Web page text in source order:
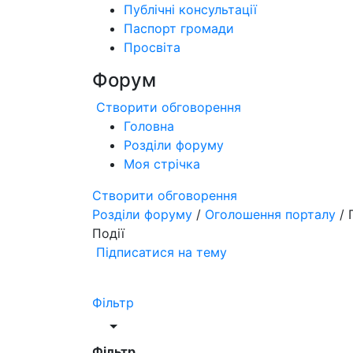
Публічні консультації
Паспорт громади
Просвіта
Форум
Створити обговорення
Головна
Розділи форуму
Моя стрічка
Створити обговорення
Розділи форуму / Оголошення порталу /
Події
Підписатися на тему
Фільтр